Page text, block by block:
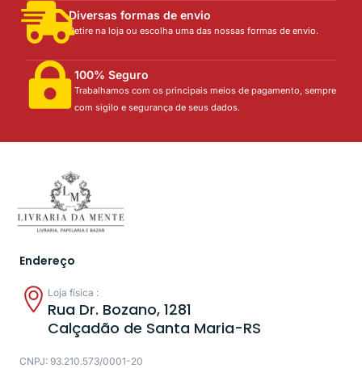
Diversas formas de envio
Retire na loja ou escolha uma das nossas formas de envio.
100% Seguro
Trabalhamos com os principais meios de pagamento, sempre
com sigilo e segurança de seus dados.
Endereço
Loja física :
Rua Dr. Bozano, 1281
Calçadão de Santa Maria-RS
CNPJ: 93.210.573/0001-20